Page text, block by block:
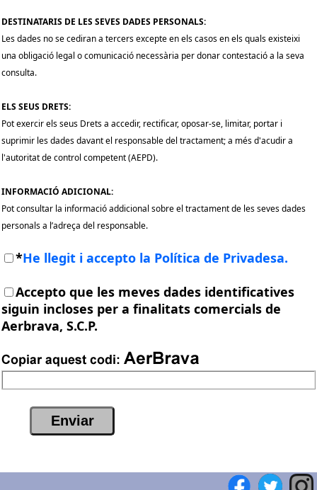
DESTINATARIS DE LES SEVES DADES PERSONALS:
Les dades no se cediran a tercers excepte en els casos en els quals existeixi
una obligació legal o comunicació necessària per donar contestació a la seva
consulta.
ELS SEUS DRETS:
Pot exercir els seus Drets a accedir, rectificar, oposar-se, limitar, portar i
suprimir les dades davant el responsable del tractament; a més d'acudir a
l'autoritat de control competent (AEPD).
INFORMACIÓ ADICIONAL:
Pot consultar la informació addicional sobre el tractament de les seves dades
personals a l’adreça del responsable.
*He llegit i accepto la Política de Privadesa.
Accepto que les meves dades identificatives
siguin incloses per a finalitats comercials de
Aerbrava, S.C.P.